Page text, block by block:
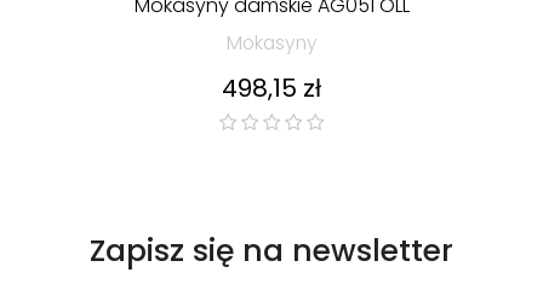
Mokasyny
Cena
498,15 zł
Zapisz się na newsletter